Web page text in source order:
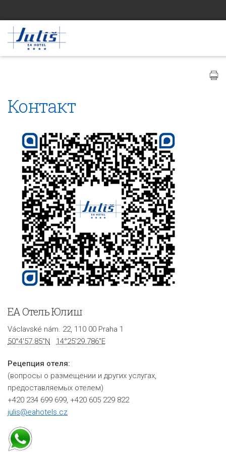
Контакт
ЕА Отель Юлиш
Václavské nám. 22, 110 00 Praha 1
50°4'57.85"N
14°25'29.786"E
Рецепция отеля:
(вопросы о размещении и других услугах,
предоставляемых отелем)
+420 234 699 699, +420 605 229 822
julis@eahotels.cz